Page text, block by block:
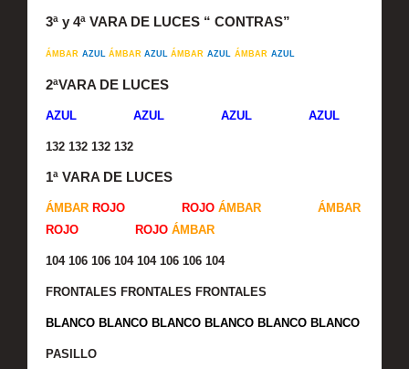
3ª y 4ª VARA DE LUCES “ CONTRAS”
ÁMBAR AZUL ÁMBAR AZUL ÁMBAR AZUL ÁMBAR AZUL
2ªVARA DE LUCES
AZUL AZUL AZUL AZUL
132 132 132 132
1ª VARA DE LUCES
ÁMBAR ROJO ROJO ÁMBAR
ÁMBAR
ROJO
ROJO ÁMBAR
104 106 106 104 104 106 106 104
FRONTALES FRONTALES FRONTALES
BLANCO BLANCO BLANCO BLANCO BLANCO BLANCO
PASILLO